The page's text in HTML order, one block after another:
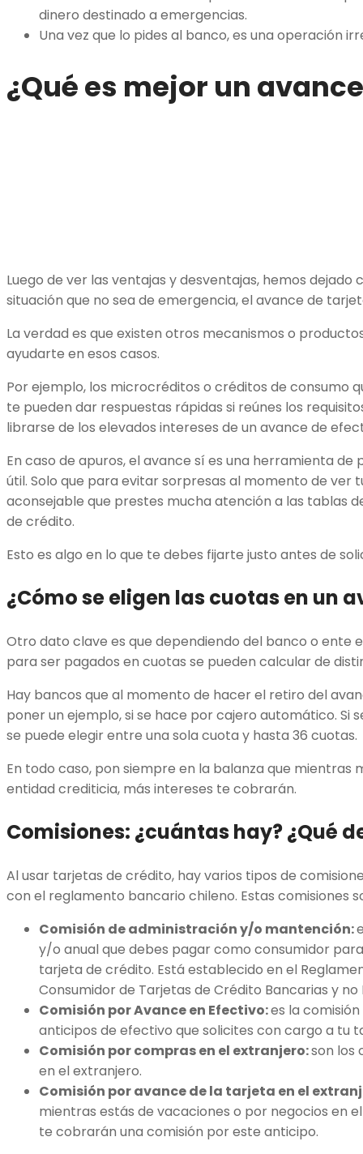
dinero destinado a emergencias.
Una vez que lo pides al banco, es una operación
¿Qué es mejor un
Luego de ver las ventajas y desventajas, hemos
situación que no sea de emergencia, el avance de
La verdad es que existen otros mecanismos o
ayudarte en esos casos.
Por ejemplo, los microcréditos o créditos de consumo
te pueden dar respuestas rápidas si reúnes los
librarse de los elevados intereses de un avance de
En caso de apuros, el avance sí es una herramienta
útil. Solo que para evitar sorpresas al momento de ver
aconsejable que prestes mucha atención a las tablas
de crédito.
Esto es algo en lo que te debes fijarte justo antes de
¿Cómo se eligen las cuotas en un
Otro dato clave es que dependiendo del banco o ente
para ser pagados en cuotas se pueden calcular de
Hay bancos que al momento de hacer el retiro del
poner un ejemplo, si se hace por cajero automático. Si
se puede elegir entre una sola cuota y hasta 36 cuotas.
En todo caso, pon siempre en la balanza que mientras
entidad crediticia, más intereses te cobrarán.
Comisiones: ¿cuántas hay? ¿Qué
Al usar tarjetas de crédito, hay varios tipos de
con el reglamento bancario chileno. Estas comisiones
Comisión de administración y/o mantención:
y/o anual que debes pagar como consumidor
tarjeta de crédito. Está establecido en el
Consumidor de Tarjetas de Crédito Bancarias y no
Comisión por Avance en Efectivo:es la
anticipos de efectivo que solicites con cargo a tu
Comisión por compras en el extranjero:son los
en el extranjero.
Comisión por avance de la tarjeta en el
mientras estás de vacaciones o por negocios en
te cobrarán una comisión por este anticipo.